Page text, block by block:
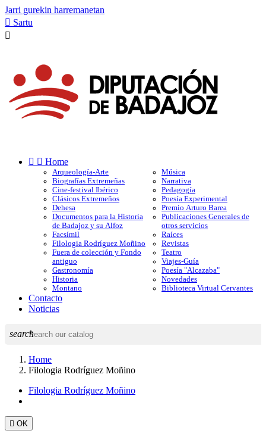
Jarri gurekin harremanetan
 Sartu

  Home
Arqueología-Arte
Biografías Extremeñas
Cine-festival Ibérico
Clásicos Extremeños
Dehesa
Documentos para la Historia
de Badajoz y su Alfoz
Facsímil
Filologia Rodríguez Moñino
Fuera de colección y Fondo
antiguo
Gastronomía
Historia
Montano
Música
Narrativa
Pedagogía
Poesía Experimental
Premio Arturo Barea
Publicaciones Generales de
otros servicios
Raíces
Revistas
Teatro
Viajes-Guía
Poesía "Alcazaba"
Novedades
Biblioteca Virtual Cervantes
Contacto
Noticias
search
Home
Filologia Rodríguez Moñino
Filologia Rodríguez Moñino
 OK